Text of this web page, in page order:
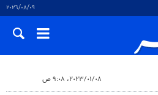
٠٩‏/٠٨‏/٢٠٢٦
٠٨‏/٠١‏/٢٠٢٣، ٩:٠٨ ص